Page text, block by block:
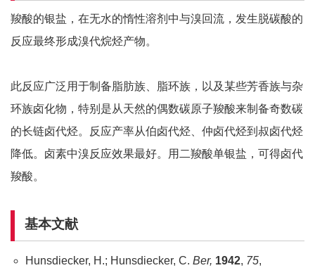
羧酸的银盐，在无水的惰性溶剂中与溴回流，发生脱碳酸的
反应最终形成溴代烷烃产物。
此反应广泛用于制备脂肪族、脂环族，以及某些芳香族与杂
环族卤化物，特别是从天然的偶数碳原子羧酸来制备奇数碳
的长链卤代烃。反应产率从伯卤代烃、仲卤代烃到叔卤代烃
降低。卤素中溴反应效果最好。用二羧酸单银盐，可得卤代
羧酸。
基本文献
Hunsdiecker, H.; Hunsdiecker, C. Ber, 1942, 75,